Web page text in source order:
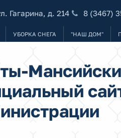
Гагарина, д. 214 8 (3467)
УБОРКА СНЕГА "НАШ ДОМ"